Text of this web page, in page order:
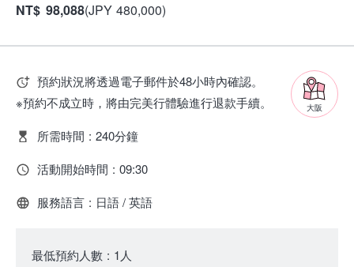
NT$ 98,088(JPY 480,000)
大阪
預約狀況將透過電子郵件於48小時內確認。
※預約不成立時，將由完美行體驗進行退款手續。
所需時間 : 240分鐘
活動開始時間 : 09:30
服務語言 : 日語 / 英語
最低預約人數 : 1人